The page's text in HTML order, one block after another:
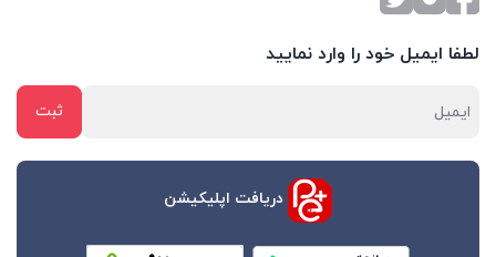
لطفا ایمیل خود را وارد نمایید
دریافت اپلیکیشن